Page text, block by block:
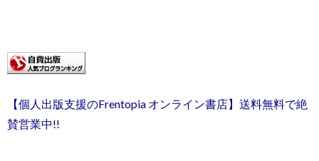
【個人出版支援のFrentopia オンライン書店】送料無料で絶
賛営業中!!